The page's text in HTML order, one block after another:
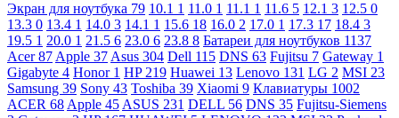
Экран для ноутбука 79 10.1 1 11.0 1 11.1 1 11.6 5 12.1 3 12.5 0
13.3 0 13.4 1 14.0 3 14.1 1 15.6 18 16.0 2 17.0 1 17.3 17 18.4 3
19.5 1 20.0 1 21.5 6 23.0 6 23.8 8 Батареи для ноутбуков 1137
Acer87 Apple 37 Asus 304 Dell 115 DNS 63 Fujitsu 7 Gateway 1
Gigabyte 4 Honor 1 HP 219 Huawei 13 Lenovo 131 LG 2 MSI 23
Samsung 39 Sony 43 Toshiba 39 Xiaomi 9 Клавиатуры 1002
ACER 68 Apple 45 ASUS 231 DELL 56 DNS 35 Fujitsu-Siemens